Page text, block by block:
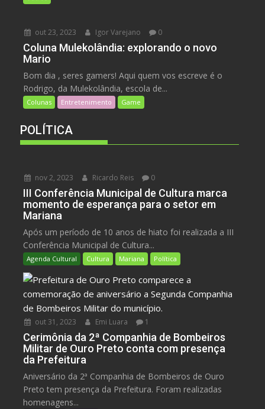
out 23, 2023 Igor Varejano 0
Coluna Mulekolândia: explorando o novo
Mario
Bom dia , seres gamers! Aqui quem vos escreve é o
Rodrigo, da Mulekolândia, escola de...
Colunas Entretenimento Game
POLÍTICA
nov 2, 2023 Ricardo Reis 0
III Conferência Municipal de Cultura marca
momento de esperança para o setor em
Mariana
Após um período de 10 anos de hiato foi realizada a III
Conferência Municipal de Cultura...
Agenda Cultural Cultura Mariana Política
out 31, 2023 Emi Luara 1
Cerimônia da 2ª Companhia de Bombeiros
Militar de Ouro Preto conta com presença
da Prefeitura
Aniversário da 2ª Companhia de Bombeiros de Ouro
Preto tem presença da Prefeitura. Foram realizadas
homenagens...